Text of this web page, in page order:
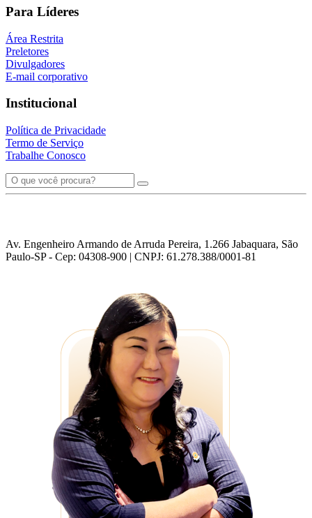
Para Líderes
Área Restrita
Preletores
Divulgadores
E-mail corporativo
Institucional
Política de Privacidade
Termo de Serviço
Trabalhe Conosco
Av. Engenheiro Armando de Arruda Pereira, 1.266 Jabaquara, São
Paulo-SP - Cep: 04308-900 | CNPJ: 61.278.388/0001-81